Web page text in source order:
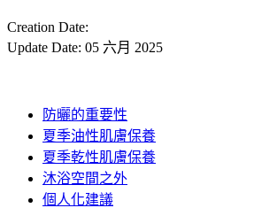
Creation Date:
Update Date: 05 六月 2025
防曬的重要性
夏季油性肌膚保養
夏季乾性肌膚保養
沐浴空間之外
個人化建議